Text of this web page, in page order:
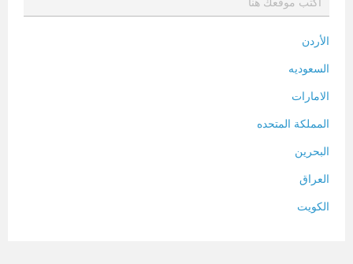
الأردن
السعوديه
الامارات
المملكة المتحده
البحرين
العراق
الكويت